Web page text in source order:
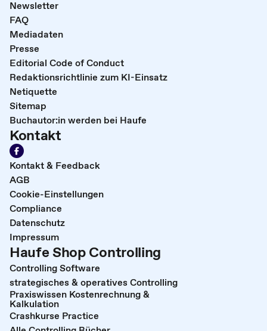
Newsletter
FAQ
Mediadaten
Presse
Editorial Code of Conduct
Redaktionsrichtlinie zum KI-Einsatz
Netiquette
Sitemap
Buchautor:in werden bei Haufe
Kontakt
Kontakt & Feedback
AGB
Cookie-Einstellungen
Compliance
Datenschutz
Impressum
Haufe Shop Controlling
Controlling Software
strategisches & operatives Controlling
Praxiswissen Kostenrechnung &
Kalkulation
Crashkurse Practice